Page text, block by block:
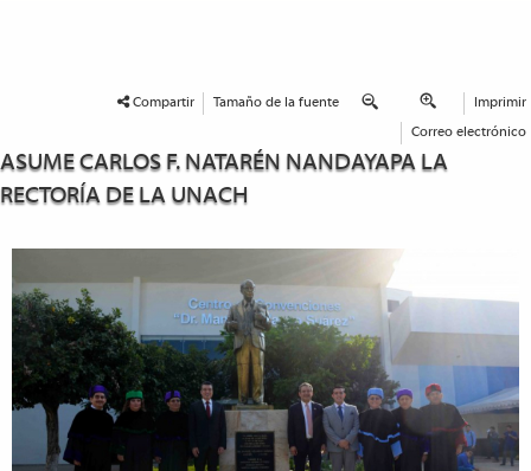
Compartir Tamaño de la fuente Imprimir
Correo electrónico
ASUME CARLOS F. NATARÉN NANDAYAPA LA
RECTORÍA DE LA UNACH